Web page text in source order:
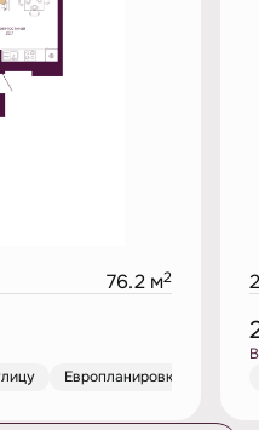
76.2 м2
Европланировка